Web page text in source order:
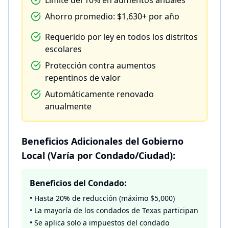
Ahorro promedio: $1,630+ por año
Requerido por ley en todos los distritos
escolares
Protección contra aumentos
repentinos de valor
Automáticamente renovado
anualmente
Beneficios Adicionales del Gobierno
Local (Varía por Condado/Ciudad):
Beneficios del Condado:
• Hasta 20% de reducción (máximo $5,000)
• La mayoría de los condados de Texas participan
• Se aplica solo a impuestos del condado